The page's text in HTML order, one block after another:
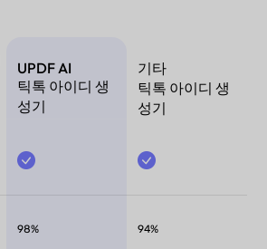
UPDF AI
틱톡 아이디 생
성기
기타
틱톡 아이디 생
성기
98% 94%